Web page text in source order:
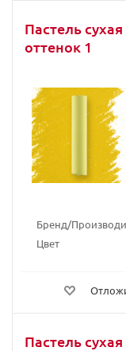
Пастель
оттенок 1
Бренд/
Цвет
Пастель